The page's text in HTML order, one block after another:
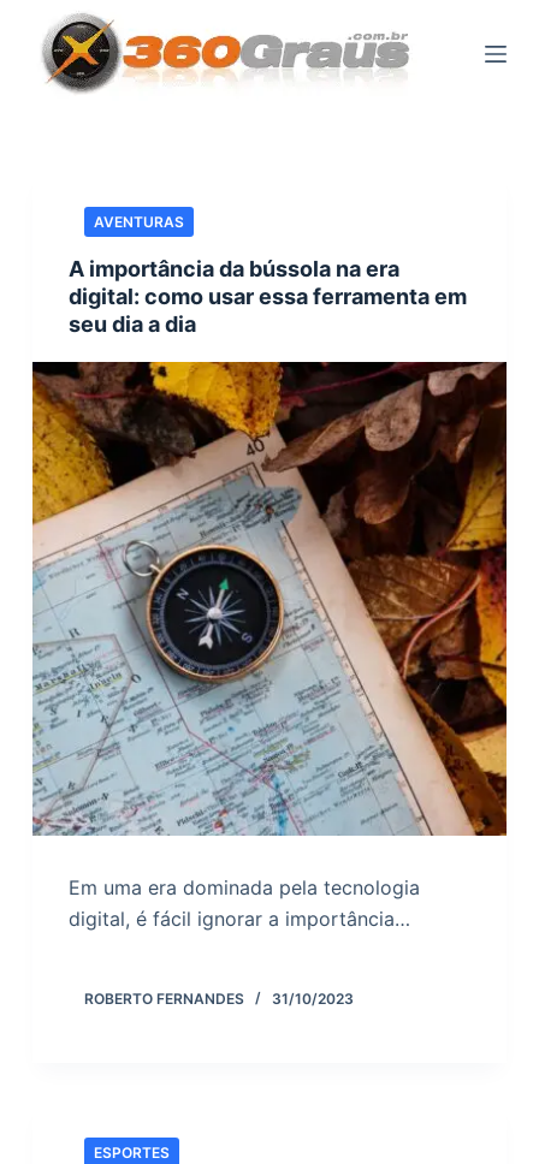
o
n
e
ú
d
o
AVENTURAS
A importância da bússola na era
digital: como usar essa ferramenta em
seu dia a dia
Em uma era dominada pela tecnologia
digital, é fácil ignorar a importância…
ROBERTO FERNANDES 31/10/2023
ESPORTES